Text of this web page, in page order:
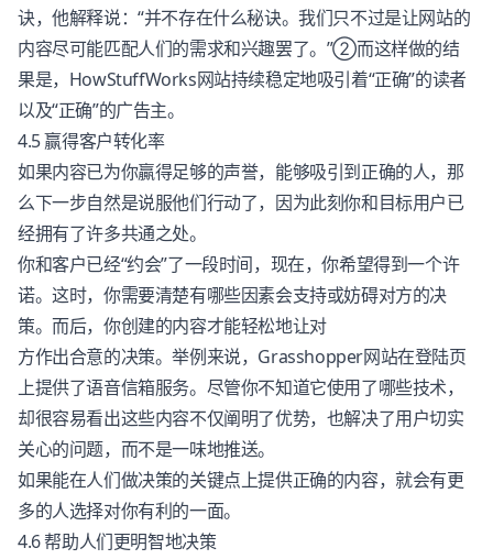
诀，他解释说：“并不存在什么秘诀。我们只不过是让网站的
内容尽可能匹配人们的需求和兴趣罢了。”②而这样做的结
果是，HowStuffWorks网站持续稳定地吸引着“正确”的读者
以及“正确”的广告主。
4.5 赢得客户转化率
如果内容已为你贏得足够的声誉，能够吸引到正确的人，那
么下一步自然是说服他们行动了，因为此刻你和目标用户已
经拥有了许多共通之处。
你和客户已经“约会”了一段时间，现在，你希望得到一个许
诺。这时，你需要清楚有哪些因素会支持或妨碍对方的决
策。而后，你创建的内容才能轻松地让对
方作出合意的决策。举例来说，Grasshopper网站在登陆页
上提供了语音信箱服务。尽管你不知道它使用了哪些技术，
却很容易看出这些内容不仅阐明了优势，也解决了用户切实
关心的问题，而不是一味地推送。
如果能在人们做决策的关键点上提供正确的内容，就会有更
多的人选择对你有利的一面。
4.6 帮助人们更明智地决策